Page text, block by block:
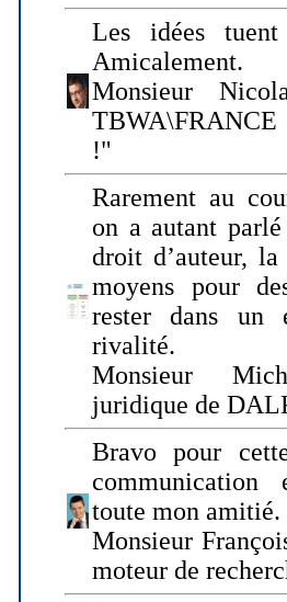
Les idées
Amicalement.
Monsieur
TBWA\FRANCE
!"
Rarement au
on a autant
droit d’auteur,
moyens pour
rester dans un
rivalité.
Monsieur
juridique de
Bravo pour
communication
toute mon amitié.
Monsieur
moteur de